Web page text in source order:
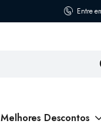
Entre
Melhores Descontos